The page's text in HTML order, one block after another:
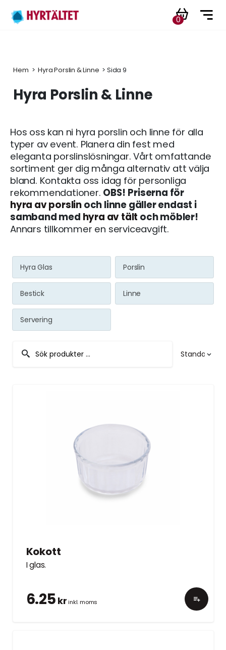
0
Hem > Hyra Porslin & Linne > Sida 9
Hyra Porslin & Linne
Hos oss kan ni hyra porslin och linne för alla
typer av event. Planera din fest med
eleganta porslinslösningar. Vårt omfattande
sortiment ger dig många alternativ att välja
bland. Kontakta oss idag för personliga
rekommendationer. OBS! Priserna för
hyra av porslin och linne gäller endast i
samband med hyra av tält och möbler!
Annars tillkommer en serviceavgift.
Hyra Glas Porslin
Bestick Linne
Servering
Kokott
I glas.
6.25 krinkl. moms